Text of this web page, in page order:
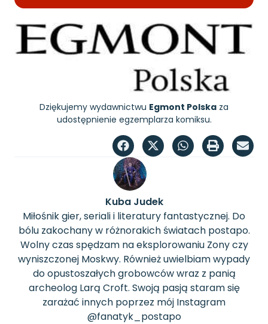
Dziękujemy wydawnictwu Egmont Polska za
udostępnienie egzemplarza komiksu.
Kuba Judek
Miłośnik gier, seriali i literatury fantastycznej. Do
bólu zakochany w różnorakich światach postapo.
Wolny czas spędzam na eksplorowaniu Zony czy
wyniszczonej Moskwy. Również uwielbiam wypady
do opustoszałych grobowców wraz z panią
archeolog Larą Croft. Swoją pasją staram się
zarażać innych poprzez mój Instagram
@fanatyk_postapo